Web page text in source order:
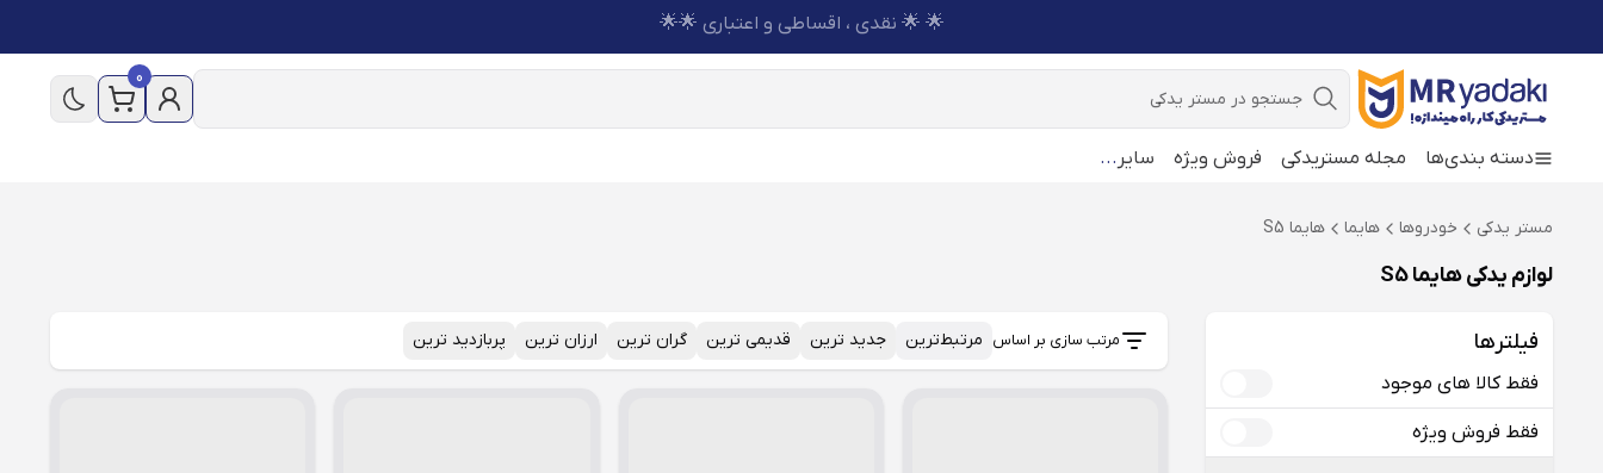
🌟 🌟 نقدی ، اقساطی و اعتباری 🌟🌟
جستجو
0
دسته بندی‌ها مجله مستریدکی فروش ویژه سایر ...
مستر یدکی خودروها هایما هایما S5
لوازم یدکی هایما S5
فیلترها
فقط کالا های موجود
فقط فروش ویژه
مرتب سازی بر اساس مرتبط‌ترین جدید ترین قدیمی ترین گران ترین ارزان ترین پربازدید ترین